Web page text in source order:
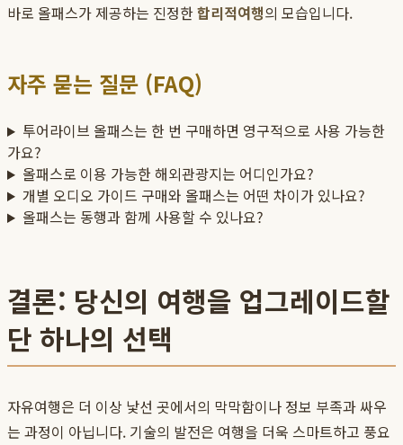
바로 올패스가 제공하는 진정한합리적여행의 모습입니다.
자주 묻는 질문 (FAQ)
투어라이브 올패스는 한 번 구매하면 영구적으로 사용 가능한
가요?
올패스로 이용 가능한 해외관광지는 어디인가요?
개별 오디오 가이드 구매와 올패스는 어떤 차이가 있나요?
올패스는 동행과 함께 사용할 수 있나요?
결론: 당신의 여행을 업그레이드할
단 하나의 선택
자유여행은 더 이상 낯선 곳에서의 막막함이나 정보 부족과 싸우
는 과정이 아닙니다. 기술의 발전은 여행을 더욱 스마트하고 풍요